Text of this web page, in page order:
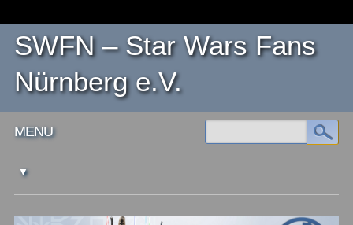
SWFN – Star Wars Fans
Nürnberg e.V.
Main menu
MENU